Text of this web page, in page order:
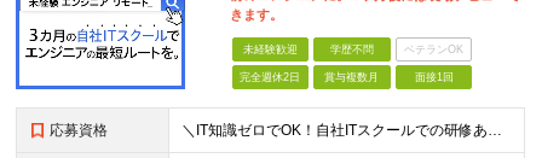
きます。
未経験歓迎 学歴不問 ベテランOK
完全週休2日 賞与複数月 面接1回
応募資格 ＼IT知識ゼロでOK！自社ITスクールでの研修あり／ ■完全未経験OK(文系出身70％) ■第二新卒歓迎 ■学歴不問 └社会人未経験の方も歓迎します！ 5名以上の採用を予定しているので、同期と入社も